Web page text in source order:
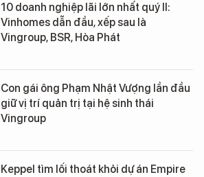
10 doanh nghiệp lãi lớn nhất quý II:
Vinhomes dẫn đầu, xếp sau là
Vingroup, BSR, Hòa Phát
Con gái ông Phạm Nhật Vượng lần đầu
giữ vị trí quản trị tại hệ sinh thái
Vingroup
Keppel tìm lối thoát khỏi dự án Empire